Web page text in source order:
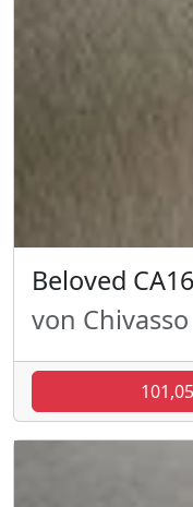
Beloved
von Chivasso